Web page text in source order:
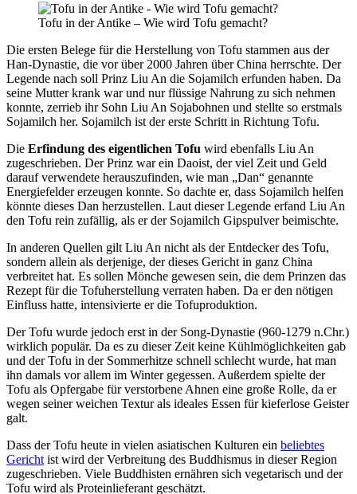
Tofu in der Antike – Wie wird Tofu gemacht?
Die ersten Belege für die Herstellung von Tofu stammen aus der
Han-Dynastie, die vor über 2000 Jahren über China herrschte. Der
Legende nach soll Prinz Liu An die Sojamilch erfunden haben. Da
seine Mutter krank war und nur flüssige Nahrung zu sich nehmen
konnte, zerrieb ihr Sohn Liu An Sojabohnen und stellte so erstmals
Sojamilch her. Sojamilch ist der erste Schritt in Richtung Tofu.
Die Erfindung des eigentlichen Tofu wird ebenfalls Liu An
zugeschrieben. Der Prinz war ein Daoist, der viel Zeit und Geld
darauf verwendete herauszufinden, wie man „Dan“ genannte
Energiefelder erzeugen konnte. So dachte er, dass Sojamilch helfen
könnte dieses Dan herzustellen. Laut dieser Legende erfand Liu An
den Tofu rein zufällig, als er der Sojamilch Gipspulver beimischte.
In anderen Quellen gilt Liu An nicht als der Entdecker des Tofu,
sondern allein als derjenige, der dieses Gericht in ganz China
verbreitet hat. Es sollen Mönche gewesen sein, die dem Prinzen das
Rezept für die Tofuherstellung verraten haben. Da er den nötigen
Einfluss hatte, intensivierte er die Tofuproduktion.
Der Tofu wurde jedoch erst in der Song-Dynastie (960-1279 n.Chr.)
wirklich populär. Da es zu dieser Zeit keine Kühlmöglichkeiten gab
und der Tofu in der Sommerhitze schnell schlecht wurde, hat man
ihn damals vor allem im Winter gegessen. Außerdem spielte der
Tofu als Opfergabe für verstorbene Ahnen eine große Rolle, da er
wegen seiner weichen Textur als ideales Essen für kieferlose Geister
galt.
Dass der Tofu heute in vielen asiatischen Kulturen ein beliebtes
Gericht ist wird der Verbreitung des Buddhismus in dieser Region
zugeschrieben. Viele Buddhisten ernähren sich vegetarisch und der
Tofu wird als Proteinlieferant geschätzt.